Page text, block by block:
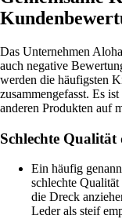
Das Unternehmen
auch negative
werden die häufigsten
zusammengefasst. Es
anderen Produkten auf
Schlechte Qualität
Ein häufig
schlechte
die Dreck
Leder als steif